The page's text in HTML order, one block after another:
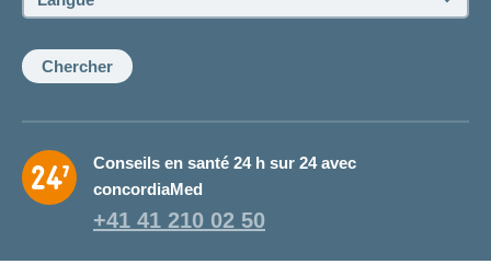
de
conseillère:
Chercher
Conseils en santé 24 h sur 24 avec
concordiaMed
+41 41 210 02 50